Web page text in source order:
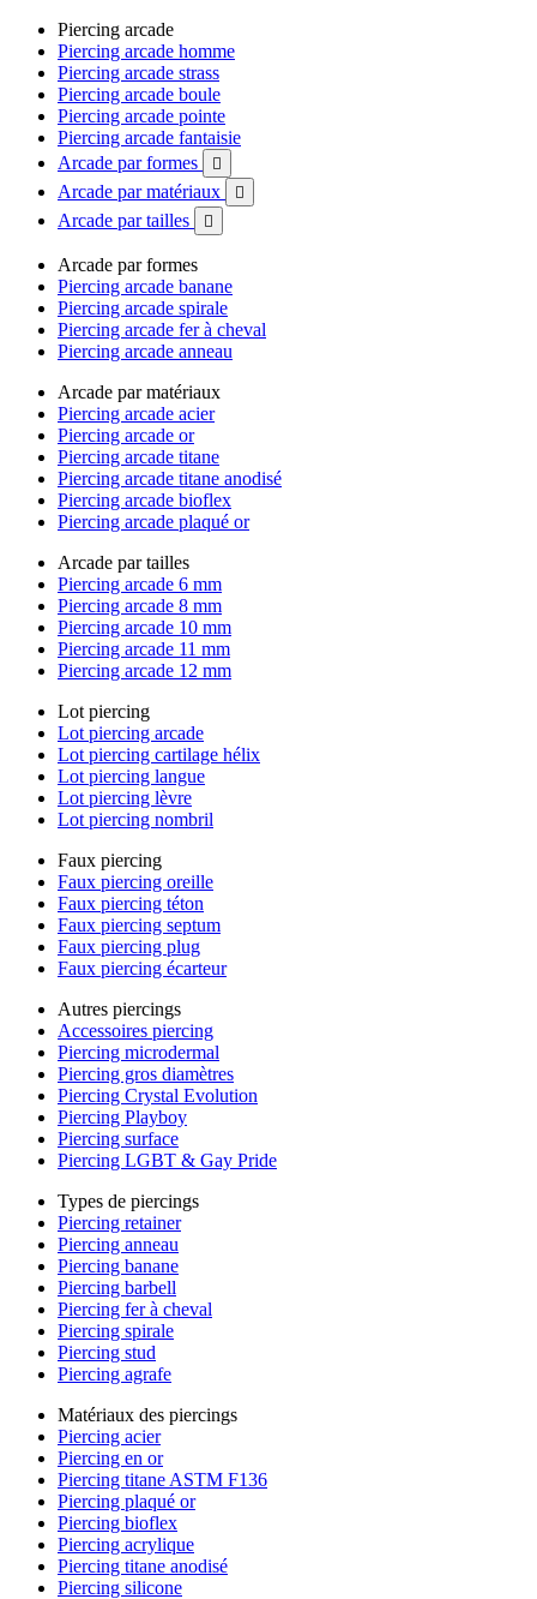
Piercing arcade
Piercing arcade homme
Piercing arcade strass
Piercing arcade boule
Piercing arcade pointe
Piercing arcade fantaisie
Arcade par formes

Arcade par matériaux 
Arcade par tailles 
Arcade par formes
Piercing arcade banane
Piercing arcade spirale
Piercing arcade fer à cheval
Piercing arcade anneau
Arcade par matériaux
Piercing arcade acier
Piercing arcade or
Piercing arcade titane
Piercing arcade titane anodisé
Piercing arcade bioflex
Piercing arcade plaqué or
Arcade par tailles
Piercing arcade 6 mm
Piercing arcade 8 mm
Piercing arcade 10 mm
Piercing arcade 11 mm
Piercing arcade 12 mm
Lot piercing
Lot piercing arcade
Lot piercing cartilage hélix
Lot piercing langue
Lot piercing lèvre
Lot piercing nombril
Faux piercing
Faux piercing oreille
Faux piercing téton
Faux piercing septum
Faux piercing plug
Faux piercing écarteur
Autres piercings
Accessoires piercing
Piercing microdermal
Piercing gros diamètres
Piercing Crystal Evolution
Piercing Playboy
Piercing surface
Piercing LGBT & Gay Pride
Types de piercings
Piercing retainer
Piercing anneau
Piercing banane
Piercing barbell
Piercing fer à cheval
Piercing spirale
Piercing stud
Piercing agrafe
Matériaux des piercings
Piercing acier
Piercing en or
Piercing titane ASTM F136
Piercing plaqué or
Piercing bioflex
Piercing acrylique
Piercing titane anodisé
Piercing silicone